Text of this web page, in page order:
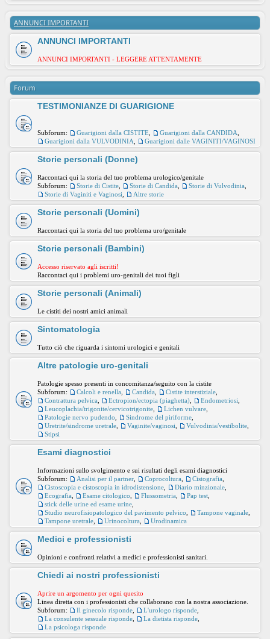
ANNUNCI IMPORTANTI
ANNUNCI IMPORTANTI
ANNUNCI IMPORTANTI - LEGGERE ATTENTAMENTE
Forum
TESTIMONIANZE DI GUARIGIONE
Subforum: Guarigioni dalla CISTITE Guarigioni dalla CANDIDA
Guarigioni dalla VULVODINIA
Guarigioni dalle VAGINITI/VAGINOSI
Storie personali (Donne)
Raccontaci qui la storia del tuo problema urologico/genitale
Subforum:
Storie di Cistite Storie di Candida Storie di Vulvodinia
Storie di Vaginiti e Vaginosi
Altre storie
Storie personali (Uomini)
Raccontaci qui la storia del tuo problema uro/genitale
Storie personali (Bambini)
Accesso riservato agli iscritti!
Raccontaci qui i problemi uro-genitali dei tuoi figli
Storie personali (Animali)
Le cistiti dei nostri amici animali
Sintomatologia
Tutto ciò che riguarda i sintomi urologici e genitali
Altre patologie uro-genitali
Patologie spesso presenti in concomitanza/seguito con la cistite
Subforum:
Calcoli e renella Candida Cistite interstiziale
Contrattura pelvica
Ectropion/ectopia (piaghetta) Endometriosi
Leucoplachia/trigonite/cervicotrigonite
Lichen vulvare
Patologie nervo pudendo
Sindrome del piriforme
Uretrite/sindrome uretrale
Vaginite/vaginosi Vulvodinia/vestibolite
Stipsi
Esami diagnostici
Informazioni sullo svolgimento e sui risultati degli esami diagnostici
Subforum:
Analisi per il partner Coprocoltura Cistografia
Cistoscopia e cistoscopia in idrodistensione
Diario minzionale
Ecografia
Esame citologico Flussometria Pap test
stick delle urine ed esame urine
Studio neurofisiopatologico del pavimento pelvico
Tampone vaginale
Tampone uretrale
Urinocoltura Urodinamica
Medici e professionisti
Opinioni e confronti relativi a medici e professionisti sanitari.
Chiedi ai nostri professionisti
Aprire un argomento per ogni quesito
Linea diretta con i professionisti che collaborano con la nostra associazione.
Subforum:
Il ginecolo risponde L'urologo risponde
La consulente sessuale risponde
La dietista risponde
La psicologa risponde